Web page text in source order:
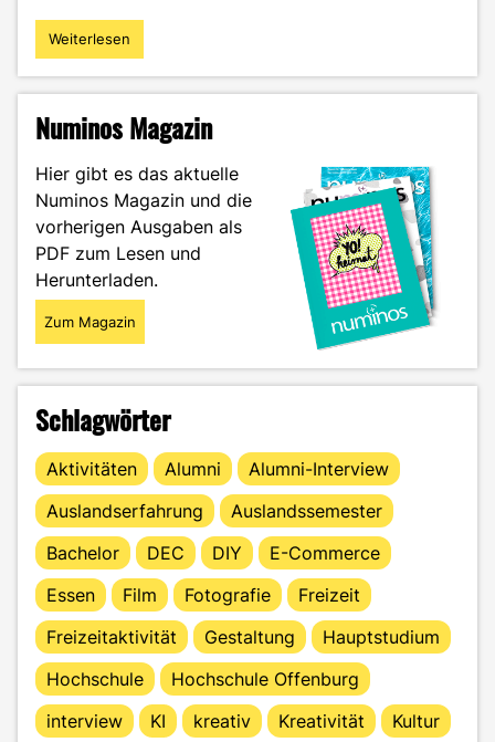
"Streetfood
Tour
Weiterlesen
Numinos Magazin
Hier gibt es das aktuelle
Numinos Magazin und die
vorherigen Ausgaben als
PDF zum Lesen und
Herunterladen.
Zum Magazin
Schlagwörter
Aktivitäten Alumni
Alumni-Interview
Auslandserfahrung
Auslandssemester
Bachelor
DEC DIY
E-Commerce
Essen
Film Fotografie
Freizeit
Freizeitaktivität
Gestaltung
Hauptstudium
Hochschule
Hochschule Offenburg
interview
KI kreativ Kreativität
Kultur